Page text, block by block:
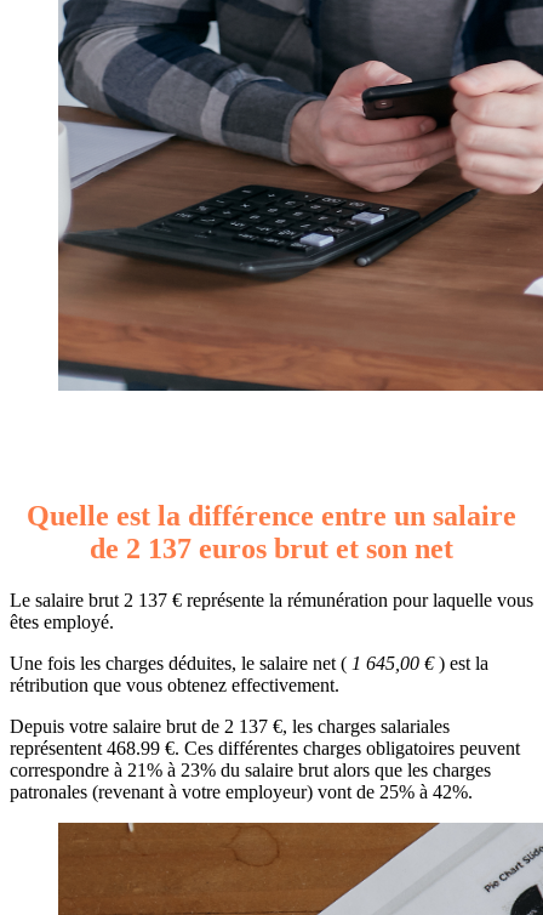
Quelle est la différence entre un salaire
de 2 137 euros brut et son net
Le salaire brut 2 137 € représente la rémunération pour laquelle vous
êtes employé.
Une fois les charges déduites, le salaire net ( 1 645,00 €) est la
rétribution que vous obtenez effectivement.
Depuis votre salaire brut de 2 137 €, les charges salariales
représentent 468.99 €. Ces différentes charges obligatoires peuvent
correspondre à 21% à 23% du salaire brut alors que les charges
patronales (revenant à votre employeur) vont de 25% à 42%.